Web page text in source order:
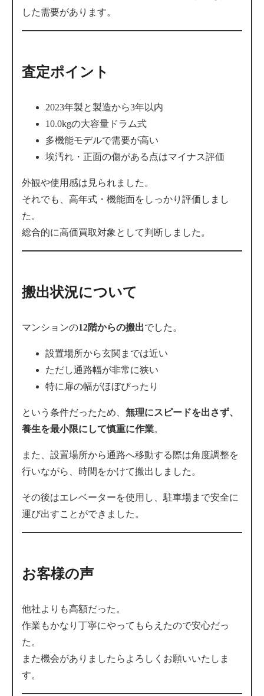
した需要があります。
査定ポイント
2023年製と製造から3年以内
10.0kgの大容量ドラム式
多機能モデルで需要が高い
埃汚れ・正面の傷がある点はマイナス評価
外観や使用感は見られました。
それでも、高年式・機能面をしっかり評価しまし
た。
総合的に高価買取対象として判断しました。
搬出状況について
マンションの12階からの搬出でした。
設置場所から玄関までは近い
ただし通路幅が非常に狭い
特に扉の幅がほぼぴったり
という条件だったため、 無理にスピードを出さず、
養生を最小限にして慎重に作業。
また、設置場所から通路へ移動する際は角度調整を
行いながら、時間をかけて搬出しました。
その後はエレベーターを使用し、駐車場まで安全に
運び出すことができました。
お客様の声
他社よりも高額だった。
作業もかなり丁寧にやってもらえたので安心だっ
た。
また機会がありましたらよろしくお願いいたしま
す。